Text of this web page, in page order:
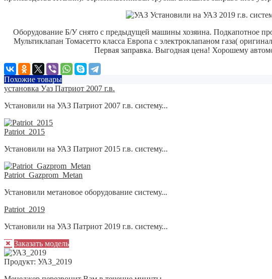
Установили на УАЗ 2019 г.в.
Оборудование Б/У снято с предыдущей машины хозяина. Подкапотное
Мультиклапан Томасетто класса Европа с электроклапаном газа(
Первая заправка. Выгодная цена! Хорошему
Похожие товары
установка Уаз Патриот 2007 г.в.
Установили на УАЗ Патриот 2007 г.в. систему...
Patriot_2015
Установили на УАЗ Патриот 2015 г.в. систему...
Patriot_Gazprom_Metan
Установили метановое оборудование систему...
Patriot_2019
Установили на УАЗ Патриот 2019 г.в. систему...
Заказать модель
Продукт: УАЗ_2019